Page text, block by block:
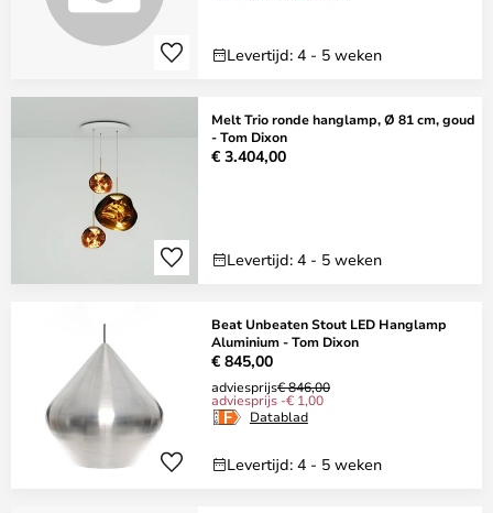
Levertijd: 4 - 5 weken
Melt Trio ronde hanglamp, Ø 81 cm, goud
- Tom Dixon
€ 3.404,00
Levertijd: 4 - 5 weken
Beat Unbeaten Stout LED Hanglamp
Aluminium - Tom Dixon
€ 845,00
adviesprijs€ 846,00
adviesprijs -€ 1,00
Datablad
Levertijd: 4 - 5 weken